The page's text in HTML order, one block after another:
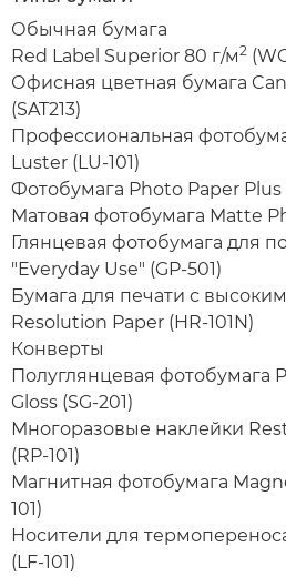
Обычная бумага
Red Label Superior 80 г/м2
Офисная цветная бумага
(SAT213)
Профессиональная
Luster (LU-101)
Фотобумага Photo Paper Plus
Матовая фотобумага Matte
Глянцевая фотобумага для
"Everyday Use" (GP-501)
Бумага для печати с
Resolution Paper (HR-101N)
Конверты
Полуглянцевая фотобумага
Gloss (SG-201)
Многоразовые наклейки
(RP-101)
Магнитная фотобумага
101)
Носители для
(LF-101)